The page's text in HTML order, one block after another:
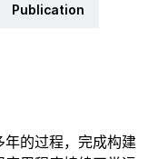
Publication
的过程，完成构建